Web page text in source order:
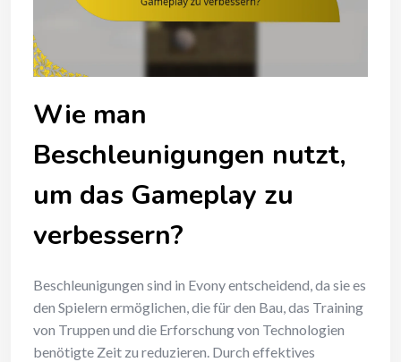
Wie man
Beschleunigungen nutzt,
um das Gameplay zu
verbessern?
Beschleunigungen sind in Evony entscheidend, da sie es
den Spielern ermöglichen, die für den Bau, das Training
von Truppen und die Erforschung von Technologien
benötigte Zeit zu reduzieren. Durch effektives